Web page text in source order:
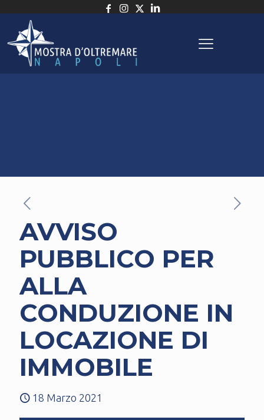
AVVISO
PUBBLICO PER
ALLA
CONDUZIONE IN
LOCAZIONE DI
IMMOBILE
18 Marzo 2021